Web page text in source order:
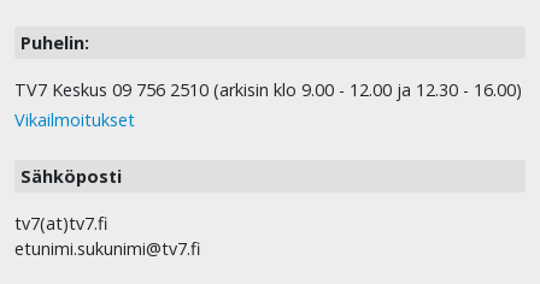
Puhelin:
TV7 Keskus 09 756 2510 (arkisin klo 9.00 - 12.00 ja 12.30 - 16.00)
Vikailmoitukset
Sähköposti
tv7(at)tv7.fi
etunimi.sukunimi@tv7.fi